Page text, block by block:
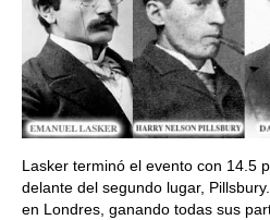
Lasker terminó el evento con 14.5
delante del segundo lugar,
en Londres, ganando todas sus